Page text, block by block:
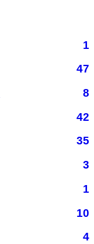
1
47
8
42
35
3
1
10
4